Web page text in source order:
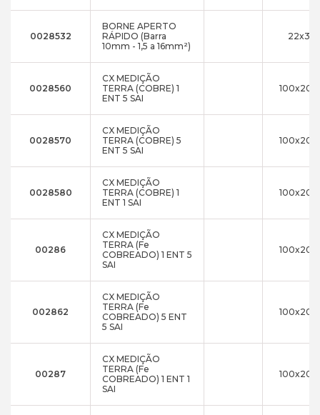
0028532
BORNE APERTO
RÁPIDO (Barra
10mm - 1,5 a 16mm²)
0028560
CX MEDIÇÃO
TERRA (COBRE) 1
ENT 5 SAI
0028570
CX MEDIÇÃO
TERRA (COBRE) 5
ENT 5 SAI
0028580
CX MEDIÇÃO
TERRA (COBRE) 1
ENT 1 SAI
00286
CX MEDIÇÃO
TERRA (Fe
COBREADO) 1 ENT 5
SAI
002862
CX MEDIÇÃO
TERRA (Fe
COBREADO) 5 ENT
5 SAI
00287
CX MEDIÇÃO
TERRA (Fe
COBREADO) 1 ENT 1
SAI